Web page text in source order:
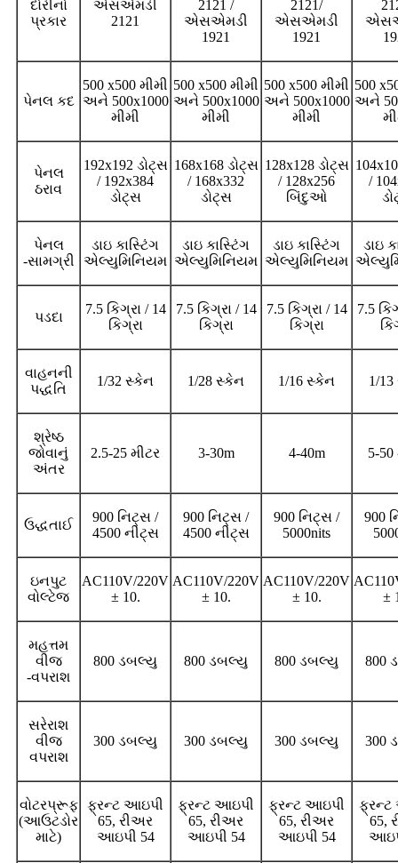
દોરીનો
પ્રકાર
એસએમડી
2121
2121 /
એસએમડી
1921
2121/
એસએમડી
1921
પેનલ કદ
500 x500 મીમી
અને 500x1000
મીમી
500 x500 મીમી
અને 500x1000
મીમી
500 x500 મીમી
અને 500x1000
મીમી
500
અને
પેનલ
ઠરાવ
192x192 ડોટ્સ
/ 192x384
ડોટ્સ
168x168 ડોટ્સ
/ 168x332
ડોટ્સ
128x128 ડોટ્સ
/ 128x256
બિંદુઓ
/
પેનલ
-સામગ્રી
ડાઇ કાસ્ટિંગ
એલ્યુમિનિયમ
ડાઇ કાસ્ટિંગ
એલ્યુમિનિયમ
ડાઇ કાસ્ટિંગ
એલ્યુમિનિયમ
ડાઇ
પડદા
7.5 કિગ્રા / 14
કિગ્રા
7.5 કિગ્રા / 14
કિગ્રા
7.5 કિગ્રા / 14
કિગ્રા
7.5
વાહનની
પદ્ધતિ
1/32 સ્કેન 1/28 સ્કેન 1/16 સ્કેન 1/
શ્રેષ્ઠ
જોવાનું
અંતર
2.5-25 મીટર 3-30m 4-40m 5-50
ઉદ્ધતાઈ
900 નિટ્સ /
4500 નીટ્સ
900 નિટ્સ /
4500 નીટ્સ
900 નિટ્સ /
5000nits
900
ઇનપુટ
વોલ્ટેજ
AC110V/220V
± 10.
AC110V/220V
± 10.
AC110V/220V
± 10.
±
મહત્તમ
વીજ
-વપરાશ
800 ડબલ્યુ 800 ડબલ્યુ 800 ડબલ્યુ 800
સરેરાશ
વીજ
વપરાશ
300 ડબલ્યુ 300 ડબલ્યુ 300 ડબલ્યુ 300
વોટરપ્રૂફ
(આઉટડોર
માટે)
ફ્રન્ટ આઇપી
65, રીઅર
આઇપી 54
ફ્રન્ટ આઇપી
65, રીઅર
આઇપી 54
ફ્રન્ટ આઇપી
65, રીઅર
આઇપી 54
ફ્રન્ટ
65,